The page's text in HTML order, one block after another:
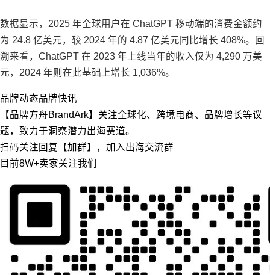
数据显示，2025 年全球用户在 ChatGPT 移动端的消费金额约
为 24.8 亿美元，较 2024 年的 4.87 亿美元同比增长 408%。回
溯来看，ChatGPT 在 2023 年上线当年的收入仅为 4,290 万美
元，2024 年则在此基础上增长 1,036%。
品牌动态品牌快讯
【品牌方舟BrandArk】关注全球化、跨境电商、品牌增长等议
题，致力于洞察潜力出海赛道。
扫码关注回复【加群】，加入出海交流群
目前8W+卖家关注我们